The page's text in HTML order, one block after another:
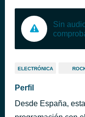
Sin
ELECTRÓNICA
Perfil
Desde España,